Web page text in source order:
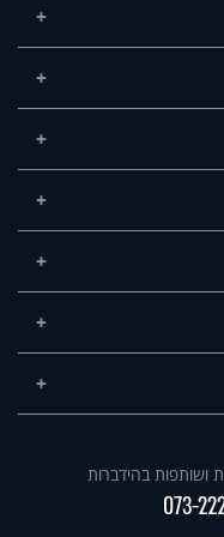
ושותפות בהידברות
073-